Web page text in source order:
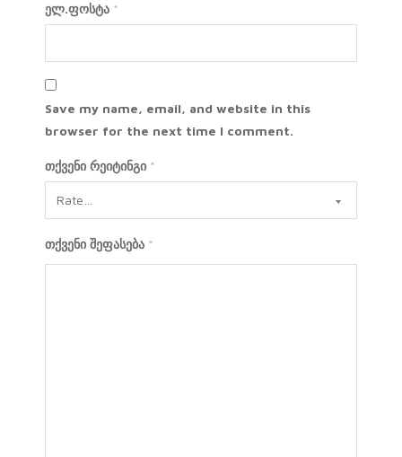
ელ.ფოსტა *
Save my name, email, and website in this
browser for the next time I comment.
თქვენი რეიტინგი *
თქვენი შეფასება *